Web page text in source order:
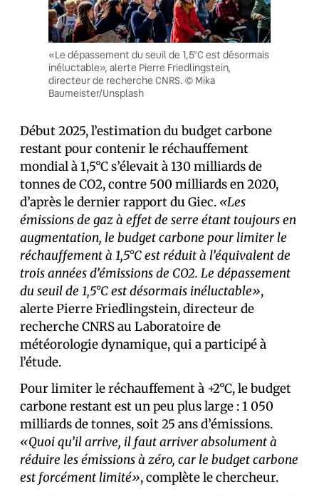
«Le dépassement du seuil de 1,5°C est désormais
inéluctable», alerte Pierre Friedlingstein,
directeur de recherche CNRS. © Mika
Baumeister/Unsplash
Début 2025, l’estimation du budget carbone
restant pour contenir le réchauffement
mondial à 1,5°C s’élevait à 130 milliards de
tonnes de CO2, contre 500 milliards en 2020,
d’après le dernier rapport du Giec. «Les
émissions de gaz à effet de serre étant toujours en
augmentation, le budget carbone pour limiter le
réchauffement à 1,5°C est réduit à l’équivalent de
trois années d’émissions de CO2. Le dépassement
du seuil de 1,5°C est désormais inéluctable»,
alerte Pierre Friedlingstein, directeur de
recherche CNRS au Laboratoire de
météorologie dynamique, qui a participé à
l’étude.
Pour limiter le réchauffement à +2°C, le budget
carbone restant est un peu plus large : 1 050
milliards de tonnes, soit 25 ans d’émissions.
«Quoi qu’il arrive, il faut arriver absolument à
réduire les émissions à zéro, car le budget carbone
est forcément limité», complète le chercheur.